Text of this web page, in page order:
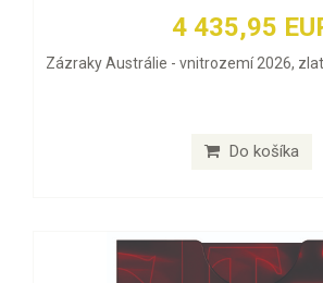
4 435,95
Zázraky Austrálie - vnitrozemí 2026,
Do košíka